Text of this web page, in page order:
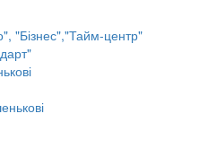
"Бізнес","Тайм-центр"